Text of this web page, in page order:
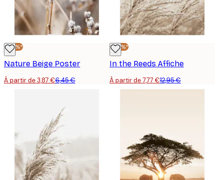
-40%*
Nature Beige Poster
À partir de 3,87 €6,45 €
-40%*
In the Reeds Affiche
À partir de 7,77 €12,95 €